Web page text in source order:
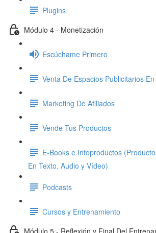
Plugins
Módulo 4 - Monetización
Escúchame Primero
Venta De Espacios Publicitarios
Marketing De Afiliados
Vende Tus Productos
E-Books e Infoproductos
En Texto, Audio y Vídeo)
Podcasts
Cursos y Entrenamiento
Módulo 5 - Reflexión y Final Del